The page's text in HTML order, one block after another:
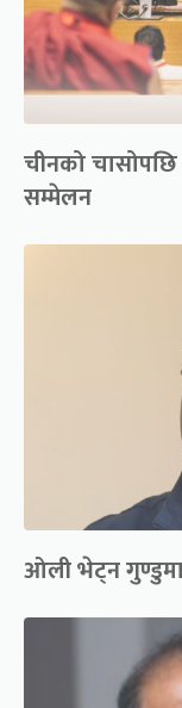
चीनको चासोपछि
सम्मेलन
ओली भेट्न गुण्डुमा